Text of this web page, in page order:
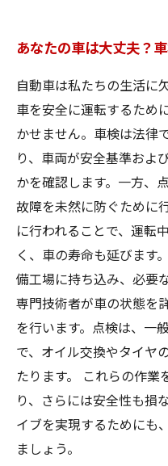
あなたの車は大丈夫？
自動車は私たちの生活に
車を安全に運転するため
かせません。車検は法律
り、車両が安全基準およ
かを確認します。一方、
故障を未然に防ぐために
に行われることで、運転
く、車の寿命も延びます
備工場に持ち込み、必要
専門技術者が車の状態を
を行います。点検は、一
で、オイル交換やタイヤ
たります。 これらの作業
り、さらには安全性も損
イブを実現するためにも
ましょう。